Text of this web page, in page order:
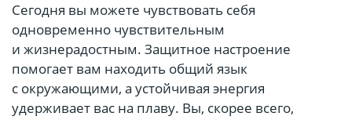
Сегодня вы можете чувствовать себя
одновременно чувствительным
и жизнерадостным. Защитное настроение
помогает вам находить общий язык
с окружающими, а устойчивая энергия
удерживает вас на плаву. Вы, скорее всего,